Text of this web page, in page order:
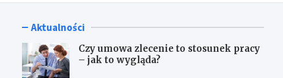
Aktualności
Czy umowa zlecenie to stosunek pracy
– jak to wygląda?